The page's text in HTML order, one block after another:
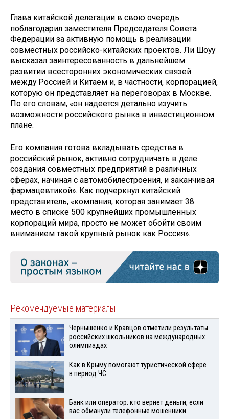
Глава китайской делегации в свою очередь
поблагодарил заместителя Председателя Совета
Федерации за активную помощь в реализации
совместных российско-китайских проектов. Ли Шоуу
высказал заинтересованность в дальнейшем
развитии всесторонних экономических связей
между Россией и Китаем и, в частности, корпорацией,
которую он представляет на переговорах в Москве.
По его словам, «он надеется детально изучить
возможности российского рынка в инвестиционном
плане.
Его компания готова вкладывать средства в
российский рынок, активно сотрудничать в деле
создания совместных предприятий в различных
сферах, начиная с автомобилестроения, и заканчивая
фармацевтикой». Как подчеркнул китайский
представитель, «компания, которая занимает 38
место в списке 500 крупнейших промышленных
корпораций мира, просто не может обойти своим
вниманием такой крупный рынок как Россия».
Рекомендуемые материалы
Чернышенко и Кравцов отметили результаты
российских школьников на международных
олимпиадах
Как в Крыму помогают туристической сфере
в период ЧС
Банк или оператор: кто вернет деньги, если
вас обманули телефонные мошенники